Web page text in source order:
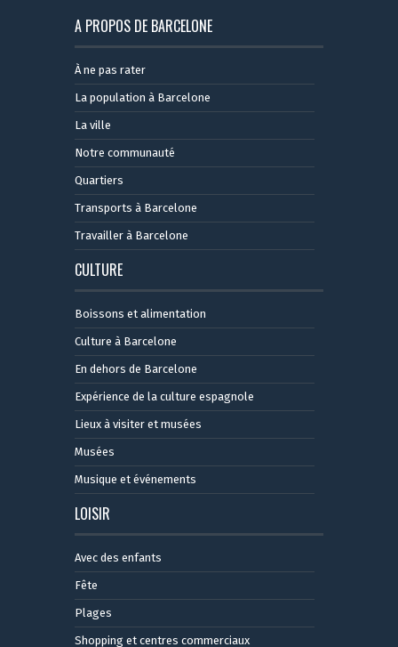
A PROPOS DE BARCELONE
À ne pas rater
La population à Barcelone
La ville
Notre communauté
Quartiers
Transports à Barcelone
Travailler à Barcelone
CULTURE
Boissons et alimentation
Culture à Barcelone
En dehors de Barcelone
Expérience de la culture espagnole
Lieux à visiter et musées
Musées
Musique et événements
LOISIR
Avec des enfants
Fête
Plages
Shopping et centres commerciaux